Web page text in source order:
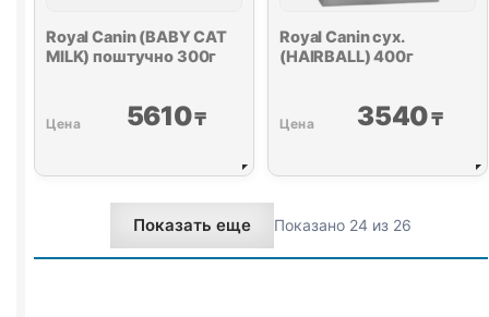
Royal Canin (BABY CAT
MILK) поштучно 300г
5610₸
Royal Canin сух.
(HAIRBALL) 400г
3540₸
Показать еще Показано 24 из 26